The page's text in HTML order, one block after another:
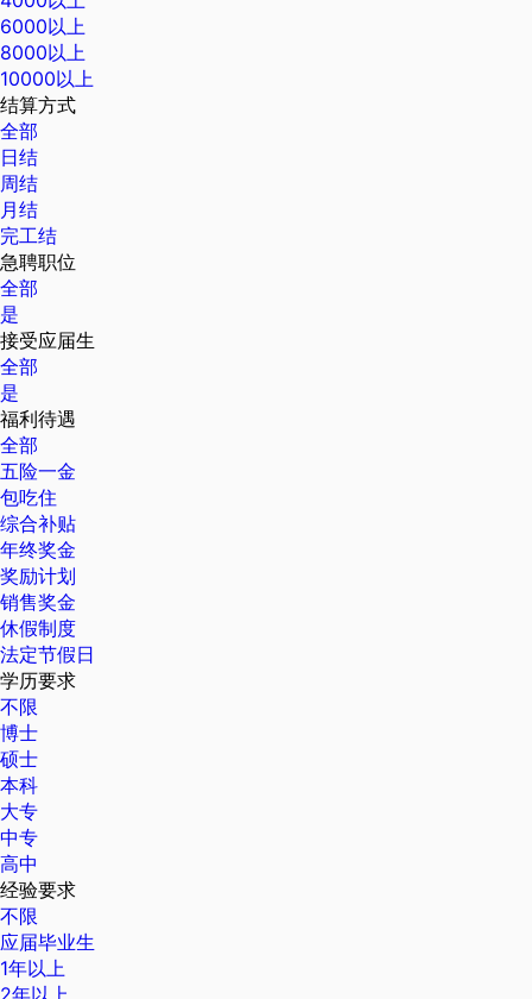
6000以上
8000以上
10000以上
结算方式
全部
日结
周结
月结
完工结
急聘职位
全部
是
接受应届生
全部
是
福利待遇
全部
五险一金
包吃住
综合补贴
年终奖金
奖励计划
销售奖金
休假制度
法定节假日
学历要求
不限
博士
硕士
本科
大专
中专
高中
经验要求
不限
应届毕业生
1年以上
2年以上